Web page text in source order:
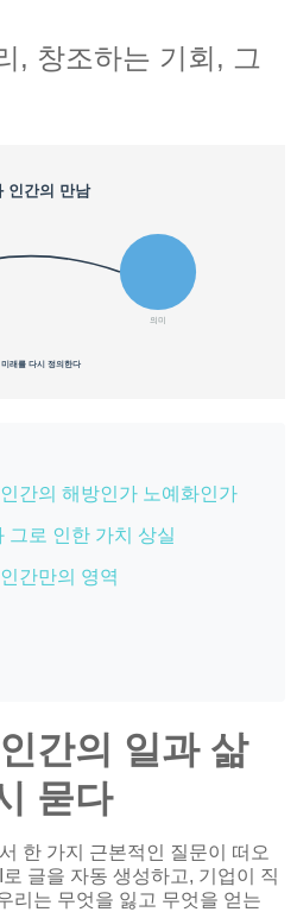
, 창조하는 기회, 그
인간의 만남
의미
래를 다시 정의한다
간의 해방인가 노예화인가
그로 인한 가치 상실
간만의 영역
간의 일과 삶
묻다
한 가지 근본적인 질문이 떠오
글을 자동 생성하고, 기업이 직
리는 무엇을 잃고 무엇을 얻는